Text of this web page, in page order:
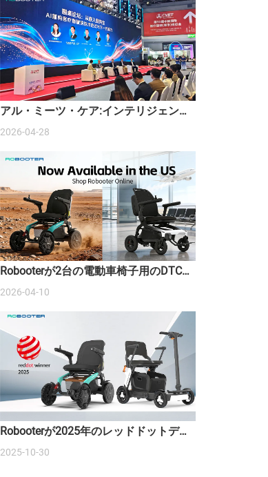
アル・ミーツ・ケア:インテリジェント
医療機器の台頭
2026-04-28
Robooterが2台の電動車椅子用のDTCウ
ェブサイトを開設しました。
2026-04-10
Robooterが2025年のレッドドットデザ
イン賞を2つ受賞し、スマートモビリテ
2025-10-30